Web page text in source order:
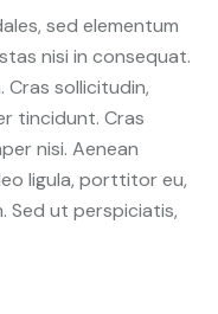
sed elementum
nisi in consequat.
Cras sollicitudin,
tincidunt. Cras
nisi. Aenean
ligula, porttitor eu,
Sed ut perspiciatis,